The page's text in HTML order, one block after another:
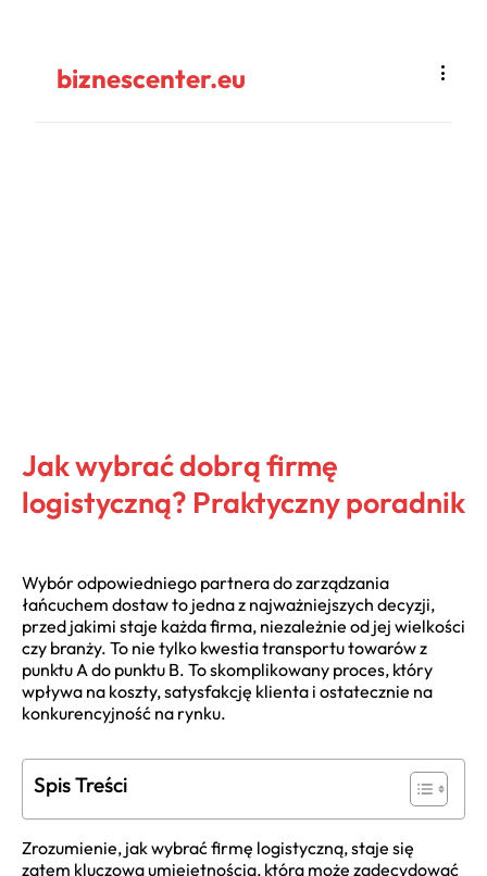
biznescenter.eu
Jak wybrać dobrą firmę
logistyczną? Praktyczny poradnik
Wybór odpowiedniego partnera do zarządzania
łańcuchem dostaw to jedna z najważniejszych decyzji,
przed jakimi staje każda firma, niezależnie od jej wielkości
czy branży. To nie tylko kwestia transportu towarów z
punktu A do punktu B. To skomplikowany proces, który
wpływa na koszty, satysfakcję klienta i ostatecznie na
konkurencyjność na rynku.
Spis Treści
Zrozumienie, jak wybrać firmę logistyczną, staje się
zatem kluczową umiejętnością, która może zadecydować